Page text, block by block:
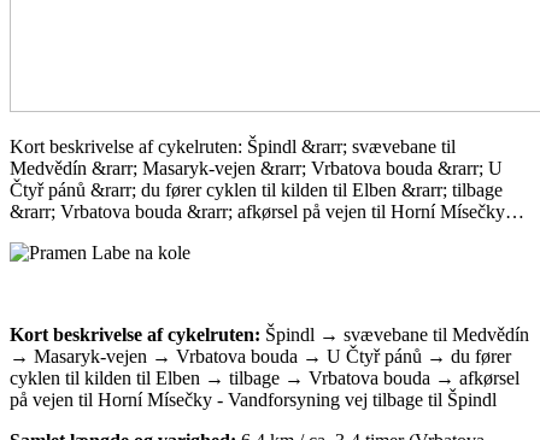
Kort beskrivelse af cykelruten: Špindl &rarr; svævebane til
Medvědín &rarr; Masaryk-vejen &rarr; Vrbatova bouda &rarr; U
Čtyř pánů &rarr; du fører cyklen til kilden til Elben &rarr; tilbage
&rarr; Vrbatova bouda &rarr; afkørsel på vejen til Horní Mísečky…
Kort beskrivelse af cykelruten: Špindl → svævebane til Medvědín
→ Masaryk-vejen → Vrbatova bouda → U Čtyř pánů → du fører
cyklen til kilden til Elben → tilbage → Vrbatova bouda → afkørsel
på vejen til Horní Mísečky - Vandforsyning vej tilbage til Špindl